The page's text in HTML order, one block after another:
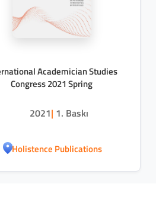
Academician Studies
Congress 2021 Spring
2021| 1. Baskı
Holistence Publications